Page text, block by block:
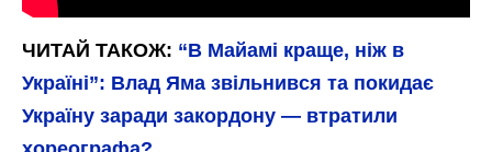
ЧИТАЙ ТАКОЖ: “В Майамі краще, ніж в
Україні”: Влад Яма звільнився та покидає
Україну заради закордону — втратили